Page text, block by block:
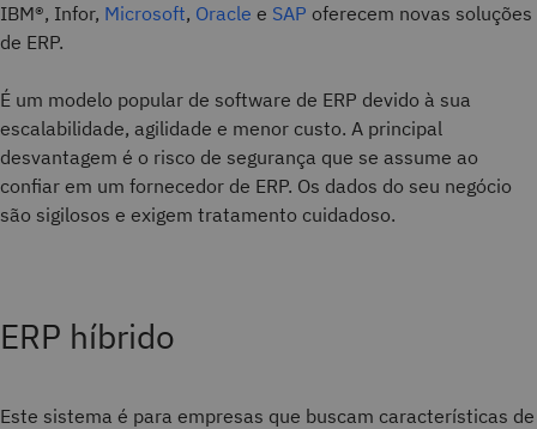
IBM®, Infor, Microsoft, Oracle e SAP oferecem novas soluções
de ERP.
É um modelo popular de software de ERP devido à sua
escalabilidade, agilidade e menor custo. A principal
desvantagem é o risco de segurança que se assume ao
confiar em um fornecedor de ERP. Os dados do seu negócio
são sigilosos e exigem tratamento cuidadoso.
ERP híbrido
Este sistema é para empresas que buscam características de